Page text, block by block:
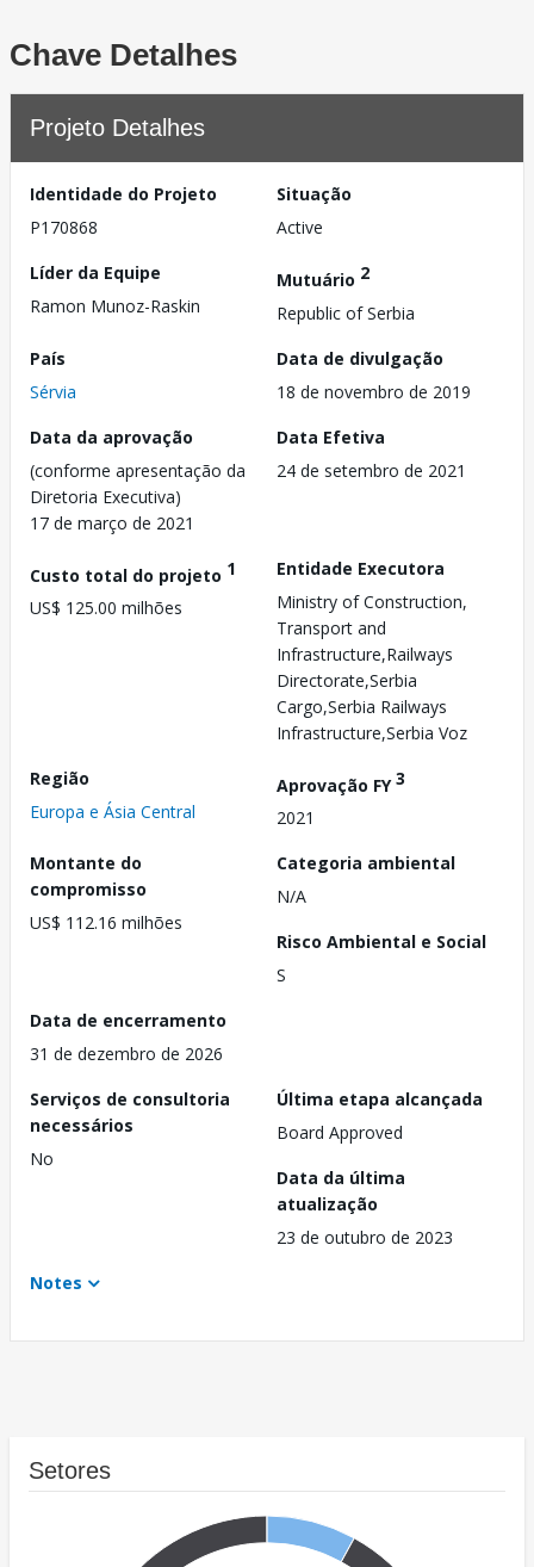
Chave Detalhes
Projeto Detalhes
Identidade do Projeto
P170868
Situação
Active
Líder da Equipe
Ramon Munoz-Raskin
Mutuário 2
Republic of Serbia
País
Sérvia
Data de divulgação
18 de novembro de 2019
Data da aprovação
(conforme apresentação da
Diretoria Executiva)
17 de março de 2021
Data Efetiva
24 de setembro de 2021
Custo total do projeto 1
US$ 125.00 milhões
Entidade Executora
Ministry of Construction,
Transport and
Infrastructure,Railways
Directorate,Serbia
Cargo,Serbia Railways
Infrastructure,Serbia Voz
Região
Europa e Ásia Central
Aprovação FY3
2021
Montante do
compromisso
US$ 112.16 milhões
Categoria ambiental
N/A
Risco Ambiental e Social
S
Data de encerramento
31 de dezembro de 2026
Serviços de consultoria
necessários
No
Última etapa alcançada
Board Approved
Data da última
atualização
23 de outubro de 2023
Notes
Setores